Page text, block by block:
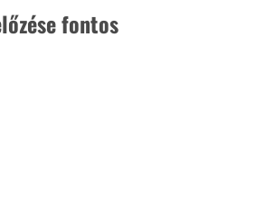
fontos